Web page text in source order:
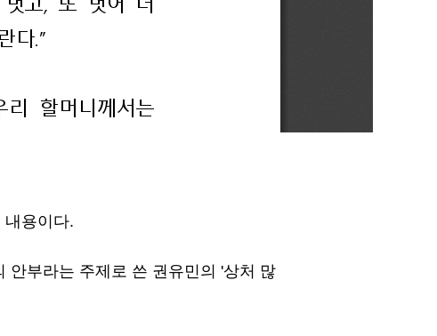
내용이다.
안부라는 주제로 쓴 권유민의 '상처 많